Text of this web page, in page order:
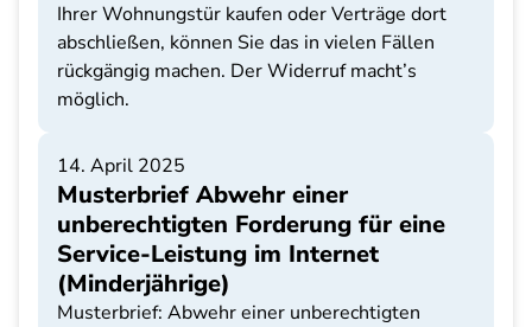
Ihrer Wohnungstür kaufen oder Verträge dort
abschließen, können Sie das in vielen Fällen
rückgängig machen. Der Widerruf macht’s
möglich.
14. April 2025
Musterbrief Abwehr einer
unberechtigten Forderung für eine
Service-Leistung im Internet
(Minderjährige)
Musterbrief: Abwehr einer unberechtigten